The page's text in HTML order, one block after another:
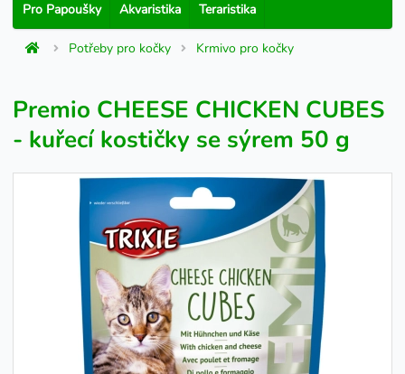
Pro Papoušky Akvaristika Teraristika
Potřeby pro kočky Krmivo pro kočky
Premio CHEESE CHICKEN CUBES
- kuřecí kostičky se sýrem 50 g